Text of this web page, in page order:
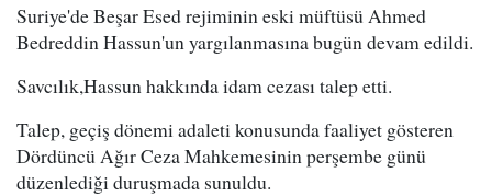
Suriye'de Beşar Esed rejiminin eski müftüsü Ahmed
Bedreddin Hassun'un yargılanmasına bugün devam edildi.
Savcılık,Hassun hakkında idam cezası talep etti.
Talep, geçiş dönemi adaleti konusunda faaliyet gösteren
Dördüncü Ağır Ceza Mahkemesinin perşembe günü
düzenlediği duruşmada sunuldu.